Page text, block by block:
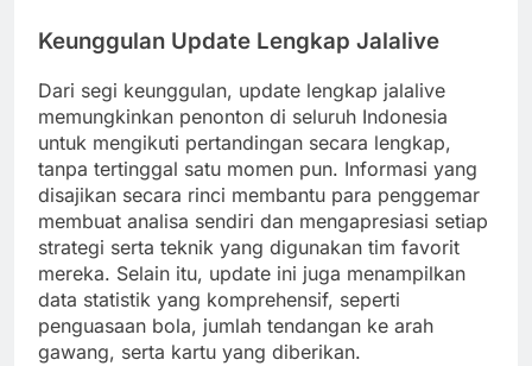
Keunggulan Update Lengkap Jalalive
Dari segi keunggulan, update lengkap jalalive
memungkinkan penonton di seluruh Indonesia
untuk mengikuti pertandingan secara lengkap,
tanpa tertinggal satu momen pun. Informasi yang
disajikan secara rinci membantu para penggemar
membuat analisa sendiri dan mengapresiasi setiap
strategi serta teknik yang digunakan tim favorit
mereka. Selain itu, update ini juga menampilkan
data statistik yang komprehensif, seperti
penguasaan bola, jumlah tendangan ke arah
gawang, serta kartu yang diberikan.